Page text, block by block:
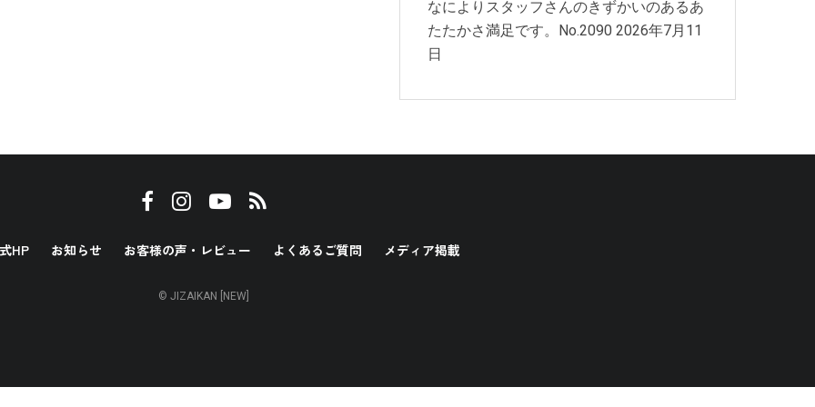
なによりスタッフさんのきずかいのあるあ
たたかさ満足です。No.2090 2026年7月11
日
HP お知らせ お客様の声・レビュー よくあるご質問 メディア掲載
© JIZAIKAN [NEW]